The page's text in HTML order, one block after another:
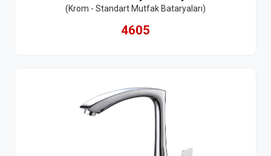
(Krom - Standart Mutfak Bataryaları)
4605